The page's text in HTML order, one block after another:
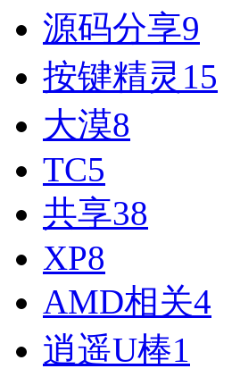
源码分享9
按键精灵 15
大漠8
TC5
共享38
XP8
AMD相关4
逍遥U棒1